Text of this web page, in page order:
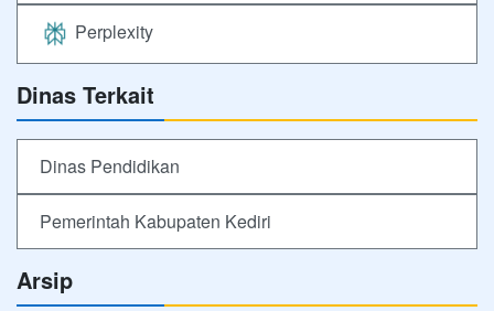
Perplexity
Dinas Terkait
Dinas Pendidikan
Pemerintah Kabupaten Kediri
Arsip